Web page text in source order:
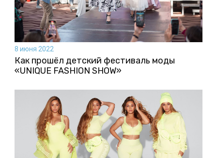
8 июня 2022
Как прошёл детский фестиваль моды
«UNIQUE FASHION SHOW»